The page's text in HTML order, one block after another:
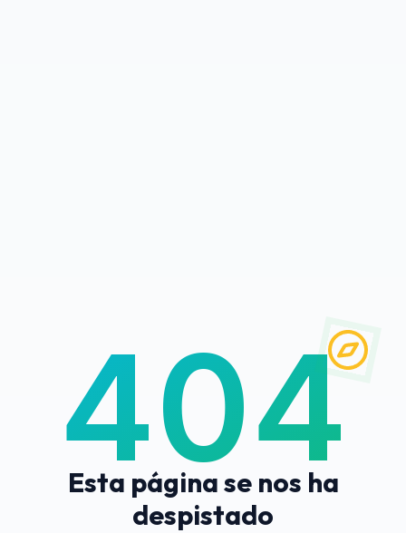
404
Esta página se nos ha
despistado